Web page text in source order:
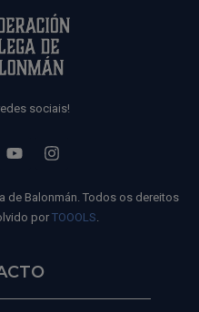
sociais!
de Balonmán. Todos os dereitos
porTOOOLS